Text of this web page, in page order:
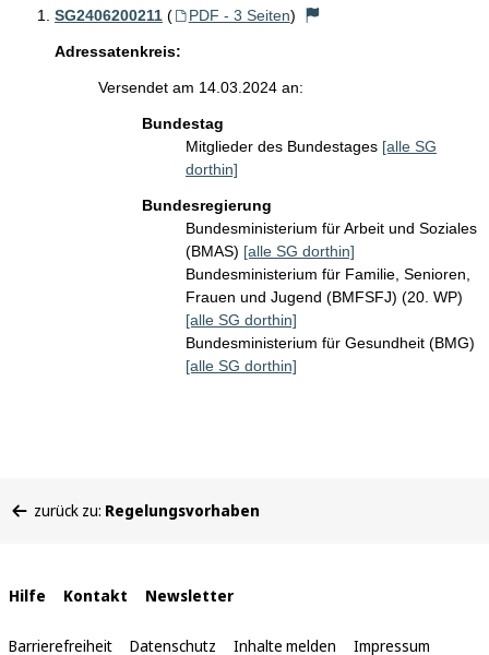
SG2406200211 ( PDF - 3 Seiten)
Adressatenkreis:
Versendet am 14.03.2024 an:
Bundestag
Mitglieder des Bundestages [alle SG
dorthin]
Bundesregierung
Bundesministerium für Arbeit und Soziales
(BMAS) [alle SG dorthin]
Bundesministerium für Familie, Senioren,
Frauen und Jugend (BMFSFJ) (20. WP)
[alle SG dorthin]
Bundesministerium für Gesundheit (BMG)
[alle SG dorthin]
befinden
zurück zu: Regelungsvorhaben
Interne
Links
Hilfe Kontakt Newsletter
Barrierefreiheit Datenschutz Inhalte melden Impressum